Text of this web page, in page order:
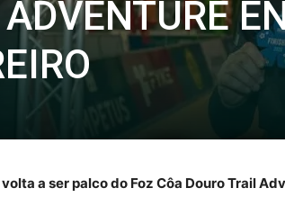
volta a ser palco do Foz Côa Douro Trail